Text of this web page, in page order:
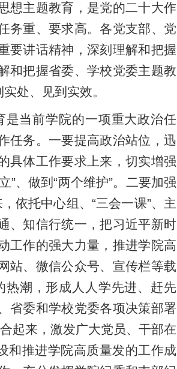
想主题教育，是党的二十大作
务重、要求高。各党支部、党
要讲话精神，深刻理解和把握
和把握省委、学校党委主题教
处、见到实效。
当前学院的一项重大政治任
任务。一要提高政治站位，迅
具体工作要求上来，切实增强
、做到“两个维护”。二要加强
依托中心组、“三会一课”、主
、知信行统一，把习近平新时
工作的强大力量，推进学院高
站、微信公众号、宣传栏等载
潮，形成人人学先进、赶先
省委和学校党委各项决策部署
起来，激发广大党员、干部在
和推进学院高质量发的工作成